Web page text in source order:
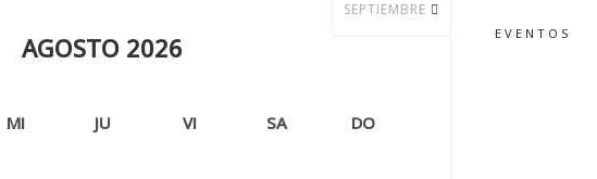
AGOSTO 2026
SEPTIEMBRE
MI JU VI SA DO
EVENTOS